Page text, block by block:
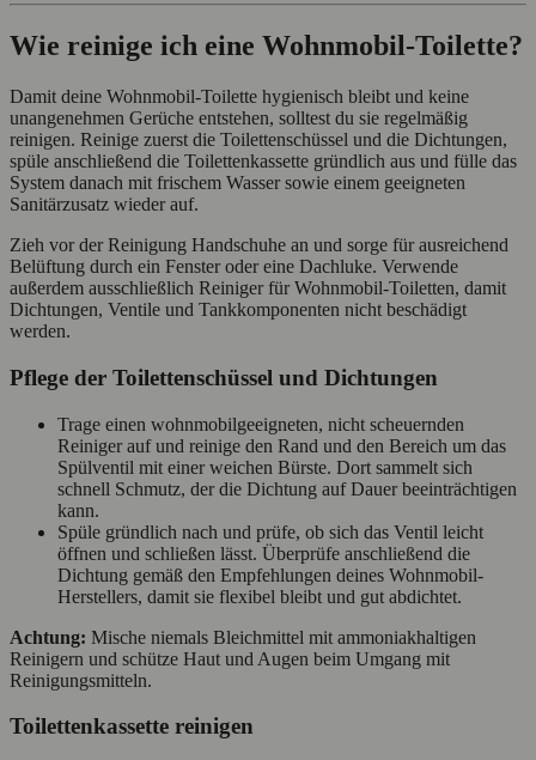
Wie reinige ich eine Wohnmobil-Toilette?
Damit deine Wohnmobil-Toilette hygienisch bleibt und keine
unangenehmen Gerüche entstehen, solltest du sie regelmäßig
reinigen. Reinige zuerst die Toilettenschüssel und die Dichtungen,
spüle anschließend die Toilettenkassette gründlich aus und fülle das
System danach mit frischem Wasser sowie einem geeigneten
Sanitärzusatz wieder auf.
Zieh vor der Reinigung Handschuhe an und sorge für ausreichend
Belüftung durch ein Fenster oder eine Dachluke. Verwende
außerdem ausschließlich Reiniger für Wohnmobil-Toiletten, damit
Dichtungen, Ventile und Tankkomponenten nicht beschädigt
werden.
Pflege der Toilettenschüssel und Dichtungen
Trage einen wohnmobilgeeigneten, nicht scheuernden
Reiniger auf und reinige den Rand und den Bereich um das
Spülventil mit einer weichen Bürste. Dort sammelt sich
schnell Schmutz, der die Dichtung auf Dauer beeinträchtigen
kann.
Spüle gründlich nach und prüfe, ob sich das Ventil leicht
öffnen und schließen lässt. Überprüfe anschließend die
Dichtung gemäß den Empfehlungen deines Wohnmobil-
Herstellers, damit sie flexibel bleibt und gut abdichtet.
Achtung: Mische niemals Bleichmittel mit ammoniakhaltigen
Reinigern und schütze Haut und Augen beim Umgang mit
Reinigungsmitteln.
Toilettenkassette reinigen